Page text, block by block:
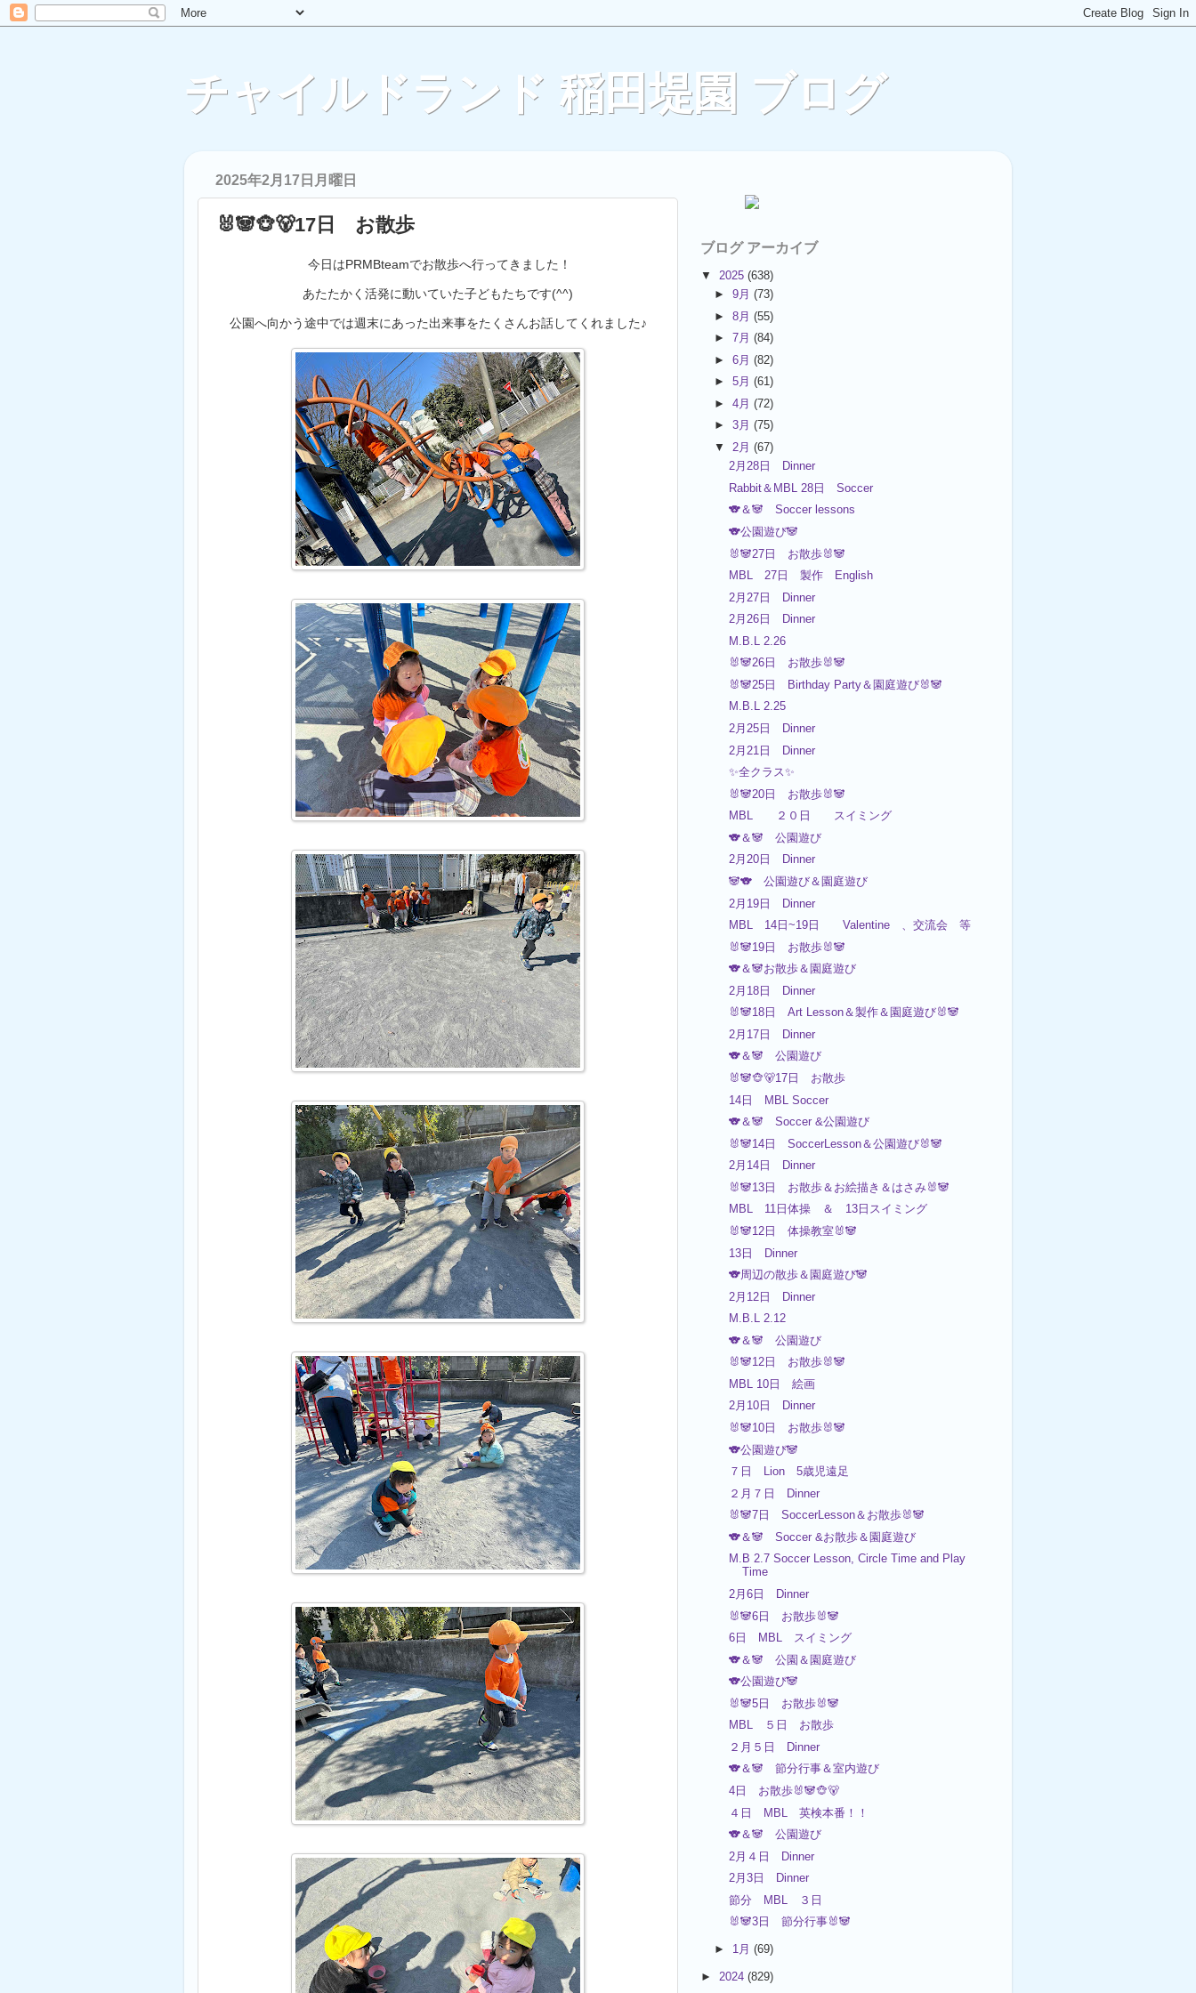
チャイルドランド 稲田堤園 ブログ
2025年2月17日月曜日
🐰🐼🐵🐻17日 お散歩
今日はPRMBteamでお散歩へ行ってきました！
あたたかく活発に動いていた子どもたちです(^^)
公園へ向かう途中では週末にあった出来事をたくさんお話してくれました♪
ブログ アーカイブ
▼ 2025 (638)
►9月(73)
►8月(55)
►7月(84)
►6月(82)
►5月(61)
►4月(72)
►3月(75)
▼ 2月(67)
2月28日 Dinner
Rabbit＆MBL 28日 Soccer
🐨＆🐼 Soccer lessons
🐨公園遊び🐼
🐰🐼27日 お散歩🐰🐼
MBL 27日 製作 English
2月27日 Dinner
2月26日 Dinner
M.B.L 2.26
🐰🐼26日 お散歩🐰🐼
🐰🐼25日 Birthday Party＆園庭遊び🐰🐼
M.B.L 2.25
2月25日 Dinner
2月21日 Dinner
✨全クラス✨
🐰🐼20日 お散歩🐰🐼
MBL ２０日 スイミング
🐨＆🐼 公園遊び
2月20日 Dinner
🐼🐨 公園遊び＆園庭遊び
2月19日 Dinner
MBL 14日~19日 Valentine 、交流会 等
🐰🐼19日 お散歩🐰🐼
🐨＆🐼お散歩＆園庭遊び
2月18日 Dinner
🐰🐼18日 Art Lesson＆製作＆園庭遊び🐰🐼
2月17日 Dinner
🐨＆🐼 公園遊び
🐰🐼🐵🐻17日 お散歩
14日 MBL Soccer
🐨＆🐼 Soccer &公園遊び
🐰🐼14日 SoccerLesson＆公園遊び🐰🐼
2月14日 Dinner
🐰🐼13日 お散歩＆お絵描き＆はさみ🐰🐼
MBL 11日体操 ＆ 13日スイミング
🐰🐼12日 体操教室🐰🐼
13日 Dinner
🐨周辺の散歩＆園庭遊び🐼
2月12日 Dinner
M.B.L 2.12
🐨＆🐼 公園遊び
🐰🐼12日 お散歩🐰🐼
MBL 10日 絵画
2月10日 Dinner
🐰🐼10日 お散歩🐰🐼
🐨公園遊び🐼
７日 Lion 5歳児遠足
２月７日 Dinner
🐰🐼7日 SoccerLesson＆お散歩🐰🐼
🐨＆🐼 Soccer &お散歩＆園庭遊び
M.B 2.7 Soccer Lesson, Circle Time and Play
Time
2月6日 Dinner
🐰🐼6日 お散歩🐰🐼
6日 MBL スイミング
🐨＆🐼 公園＆園庭遊び
🐨公園遊び🐼
🐰🐼5日 お散歩🐰🐼
MBL ５日 お散歩
２月５日 Dinner
🐨＆🐼 節分行事＆室内遊び
4日 お散歩🐰🐼🐵🐻
４日 MBL 英検本番！！
🐨＆🐼 公園遊び
2月４日 Dinner
2月3日 Dinner
節分 MBL ３日
🐰🐼3日 節分行事🐰🐼
► 1月(69)
► 2024 (829)